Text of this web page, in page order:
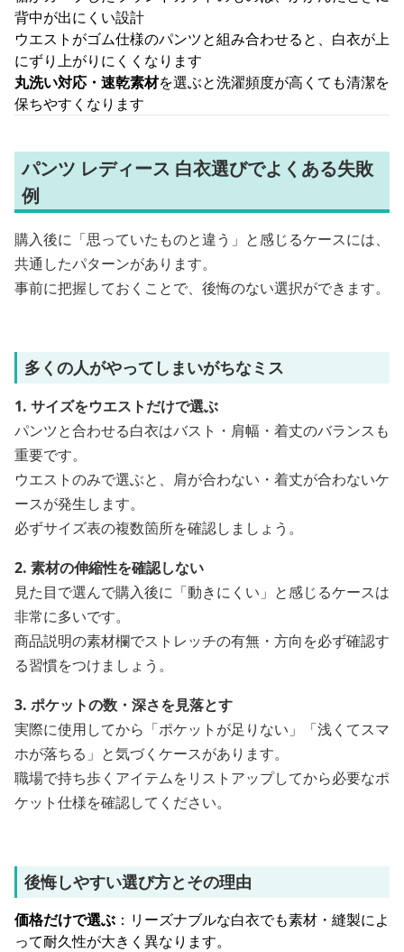
背中が出にくい設計
ウエストがゴム仕様のパンツと組み合わせると、白衣が上
にずり上がりにくくなります
丸洗い対応・速乾素材を選ぶと洗濯頻度が高くても清潔を
保ちやすくなります
パンツ レディース 白衣選びでよくある失敗
例
購入後に「思っていたものと違う」と感じるケースには、
共通したパターンがあります。
事前に把握しておくことで、後悔のない選択ができます。
多くの人がやってしまいがちなミス
1. サイズをウエストだけで選ぶ
パンツと合わせる白衣はバスト・肩幅・着丈のバランスも
重要です。
ウエストのみで選ぶと、肩が合わない・着丈が合わないケ
ースが発生します。
必ずサイズ表の複数箇所を確認しましょう。
2. 素材の伸縮性を確認しない
見た目で選んで購入後に「動きにくい」と感じるケースは
非常に多いです。
商品説明の素材欄でストレッチの有無・方向を必ず確認す
る習慣をつけましょう。
3. ポケットの数・深さを見落とす
実際に使用してから「ポケットが足りない」「浅くてスマ
ホが落ちる」と気づくケースがあります。
職場で持ち歩くアイテムをリストアップしてから必要なポ
ケット仕様を確認してください。
後悔しやすい選び方とその理由
価格だけで選ぶ ：リーズナブルな白衣でも素材・縫製によ
って耐久性が大きく異なります。